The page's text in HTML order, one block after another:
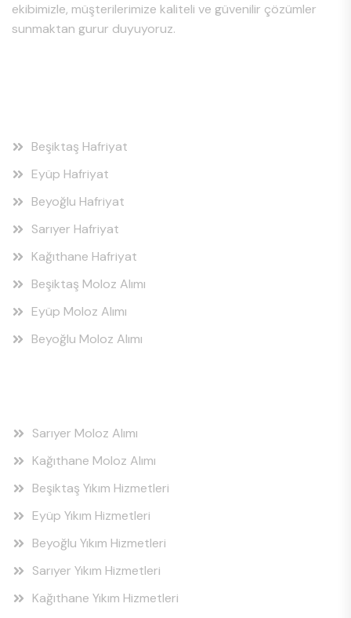
ekibimizle, müşterilerimize kaliteli ve güvenilir çözümler
sunmaktan gurur duyuyoruz.
Beşiktaş Hafriyat
Eyüp Hafriyat
Beyoğlu Hafriyat
Sarıyer Hafriyat
Kağıthane Hafriyat
Beşiktaş Moloz Alımı
Eyüp Moloz Alımı
Beyoğlu Moloz Alımı
Sarıyer Moloz Alımı
Kağıthane Moloz Alımı
Beşiktaş Yıkım Hizmetleri
Eyüp Yıkım Hizmetleri
Beyoğlu Yıkım Hizmetleri
Sarıyer Yıkım Hizmetleri
Kağıthane Yıkım Hizmetleri